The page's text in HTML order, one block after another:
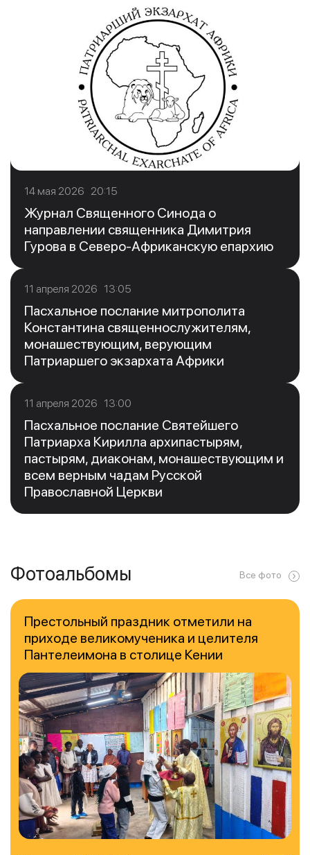
14 мая 2026 20:15
Журнал Священного Синода о
направлении священника Димитрия
Гурова в Северо-Африканскую епархию
11 апреля 2026 13:05
Пасхальное послание митрополита
Константина священнослужителям,
монашествующим, верующим
Патриаршего экзархата Африки
11 апреля 2026 13:00
Пасхальное послание Святейшего
Патриарха Кирилла архипастырям,
пастырям, диаконам, монашествующим и
всем верным чадам Русской
Православной Церкви
Фотоальбомы Все фото
Престольный праздник отметили на
приходе великомученика и целителя
Пантелеимона в столице Кении